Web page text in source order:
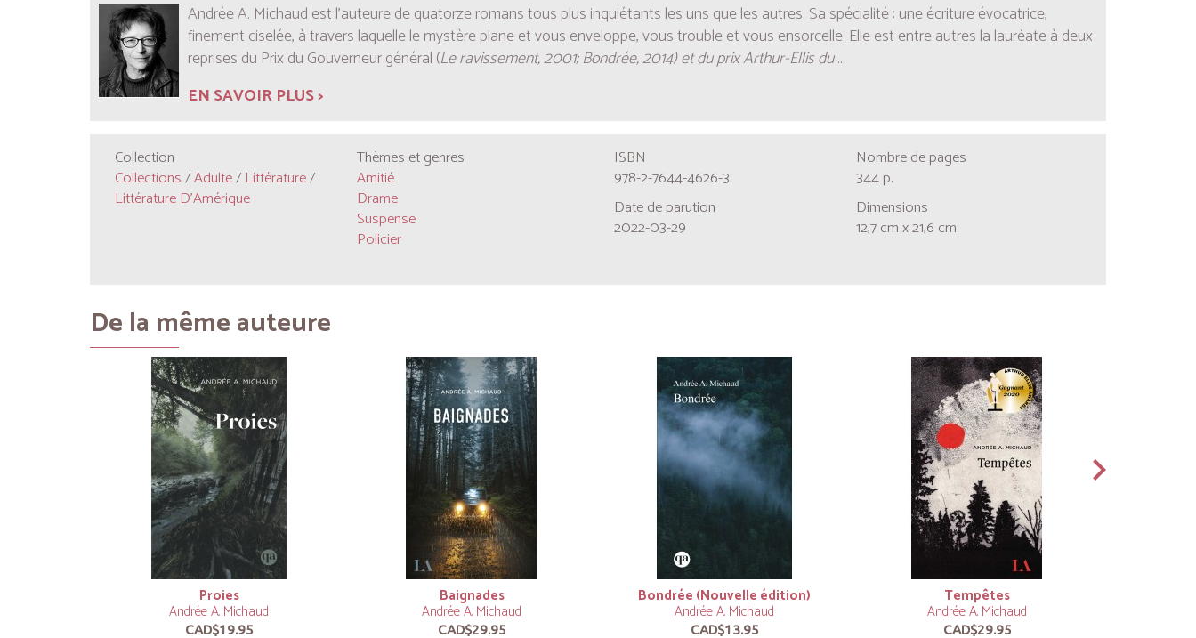
Andrée A. Michaud est l’auteure de quatorze romans tous plus inquiétants les uns que les autres. Sa spécialité : une écriture évocatrice,
finement ciselée, à travers laquelle le mystère plane et vous enveloppe, vous trouble et vous ensorcelle. Elle est entre autres la lauréate à deux
reprises du Prix du Gouverneur général (Le ravissement, 2001; Bondrée, 2014) et du prix Arthur-Ellis du...
EN SAVOIR PLUS >
Collection
Collections/Adulte/ Littérature/
Littérature D'Amérique
Thèmes et genres
Amitié
Drame
Suspense
Policier
ISBN
978-2-7644-4626-3
Date de parution
2022-03-29
Nombre de pages
344 p.
Dimensions
12,7 cm x 21,6 cm
De la même auteure
Proies
Andrée A. Michaud
CAD$19.95
Baignades
Andrée A. Michaud
CAD$29.95
Bondrée (Nouvelle édition)
Andrée A. Michaud
CAD$13.95
Tempêtes
Andrée A. Michaud
CAD$29.95